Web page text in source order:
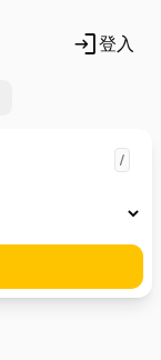
login登入
/